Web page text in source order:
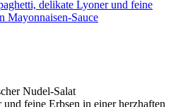
delikate Lyoner und feine
Mayonnaisen-Sauce
Nudel-Salat
feine Erbsen in einer herzhaften